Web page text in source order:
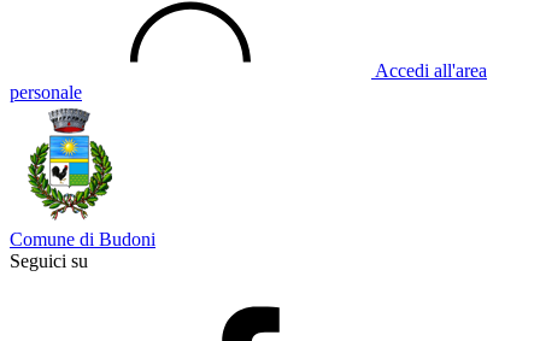
Accedi all'area
personale
Comune di Budoni
Seguici su